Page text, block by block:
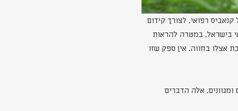
גידול של קנאביס רפואי, לצורך קידום
בישראל, במטרה להראות
אצלו בחווה. אין ספק שזו
אלה הדברים